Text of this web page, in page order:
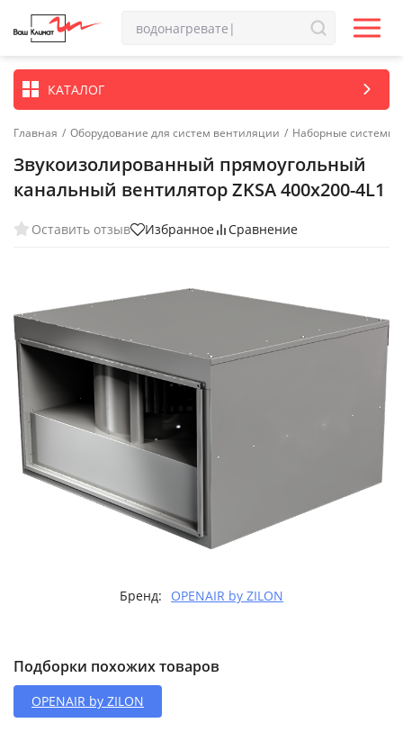
КАТАЛОГ
Главная / Оборудование для систем вентиляции / Наборные системы
Звукоизолированный прямоугольный
канальный вентилятор ZKSA 400х200-4L1
Оставить отзыв Избранное Сравнение
Бренд: OPENAIR by ZILON
Подборки похожих товаров
OPENAIR by ZILON